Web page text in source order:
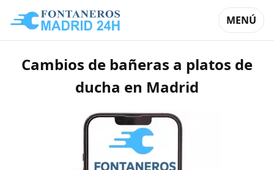
MENÚ
Cambios de bañeras a platos de
ducha en Madrid